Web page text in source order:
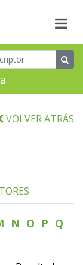
VOLVER ATRÁS
N O P Q